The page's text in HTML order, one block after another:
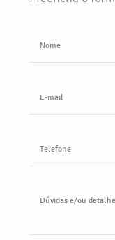
Nome
E-mail
Telefone
Dúvidas e/ou